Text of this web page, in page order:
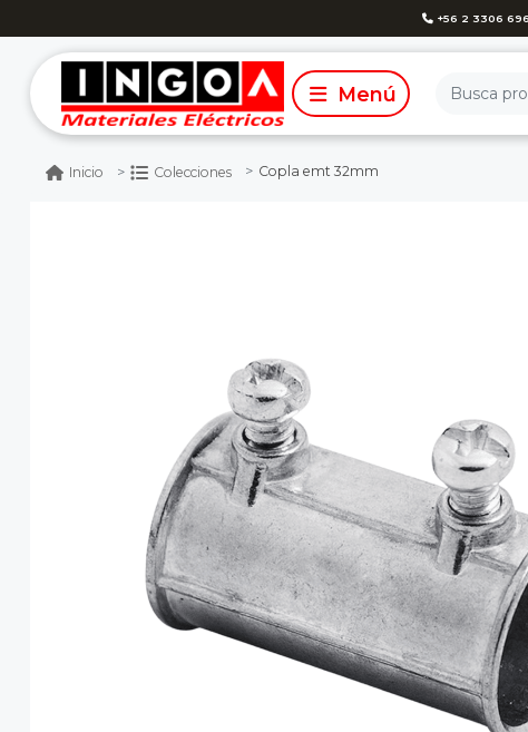
+56 2 3306
Inicio Colecciones Copla emt 32mm